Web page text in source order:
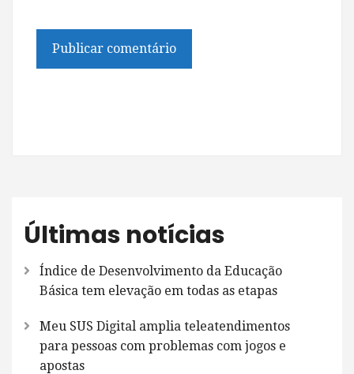
Últimas notícias
Índice de Desenvolvimento da Educação
Básica tem elevação em todas as etapas
Meu SUS Digital amplia teleatendimentos
para pessoas com problemas com jogos e
apostas